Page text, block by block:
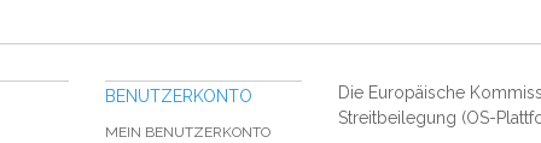
BENUTZERKONTO
MEIN BENUTZERKONTO
Die Europäische
Streitbeilegung (OS-